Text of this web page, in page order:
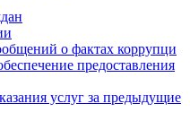
о фактах коррупци
предоставления
услуг за предыдущие